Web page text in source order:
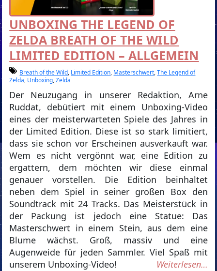
UNBOXING THE LEGEND OF
ZELDA BREATH OF THE WILD
LIMITED EDITION – ALLGEMEIN
Breath of the Wild, Limited Edition, Masterschwert,The Legend of
Zelda, Unboxing,Zelda
Der Neuzugang in unserer Redaktion, Arne
Ruddat, debütiert mit einem Unboxing-Video
eines der meisterwarteten Spiele des Jahres in
der Limited Edition. Diese ist so stark limitiert,
dass sie schon vor Erscheinen ausverkauft war.
Wem es nicht vergönnt war, eine Edition zu
ergattern, dem möchten wir diese einmal
genauer vorstellen. Die Edition beinhaltet
neben dem Spiel in seiner großen Box den
Soundtrack mit 24 Tracks. Das Meisterstück in
der Packung ist jedoch eine Statue: Das
Masterschwert in einem Stein, aus dem eine
Blume wächst. Groß, massiv und eine
Augenweide für jeden Sammler. Viel Spaß mit
unserem Unboxing-Video!
Weiterlesen…